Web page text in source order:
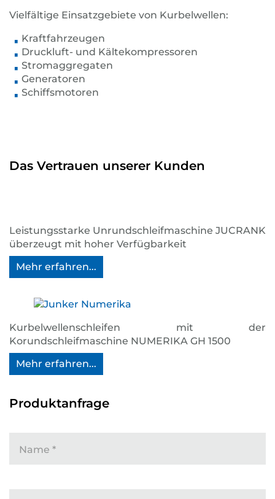
Vielfältige Einsatzgebiete von Kurbelwellen:
Kraftfahrzeugen
Druckluft- und Kältekompressoren
Stromaggregaten
Generatoren
Schiffsmotoren
Das Vertrauen unserer Kunden
Leistungsstarke Unrundschleifmaschine JUCRANK
überzeugt mit hoher Verfügbarkeit
Mehr erfahren...
Kurbelwellenschleifen mit der
Korundschleifmaschine NUMERIKA GH 1500
Mehr erfahren...
Produktanfrage
Name *